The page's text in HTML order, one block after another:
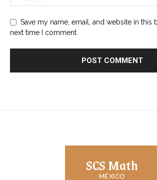
Save my name, email, and website in this
next time I comment.
SCS Math
MÉXICO